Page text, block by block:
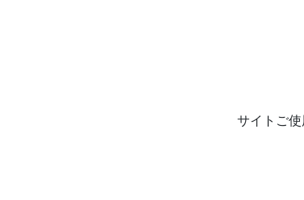
サイトご